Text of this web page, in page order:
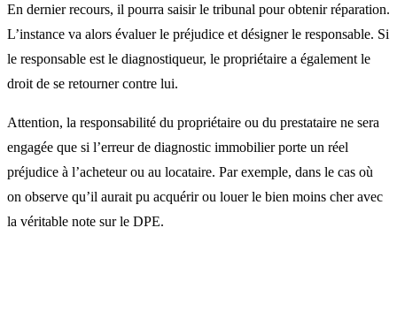
En dernier recours, il pourra saisir le tribunal pour obtenir réparation.
L’instance va alors évaluer le préjudice et désigner le responsable. Si
le responsable est le diagnostiqueur, le propriétaire a également le
droit de se retourner contre lui.
Attention, la responsabilité du propriétaire ou du prestataire ne sera
engagée que si l’erreur de diagnostic immobilier porte un réel
préjudice à l’acheteur ou au locataire. Par exemple, dans le cas où
on observe qu’il aurait pu acquérir ou louer le bien moins cher avec
la véritable note sur le DPE.